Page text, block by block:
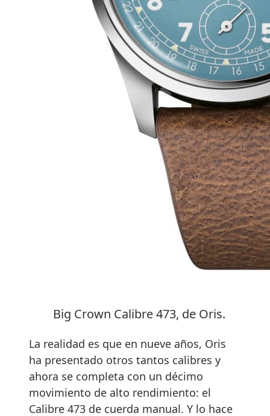
Big Crown Calibre 473, de Oris.
La realidad es que en nueve años, Oris
ha presentado otros tantos calibres y
ahora se completa con un décimo
movimiento de alto rendimiento: el
Calibre 473 de cuerda manual. Y lo hace